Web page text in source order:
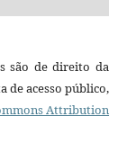
são de direito da
de acesso público,
Attribution